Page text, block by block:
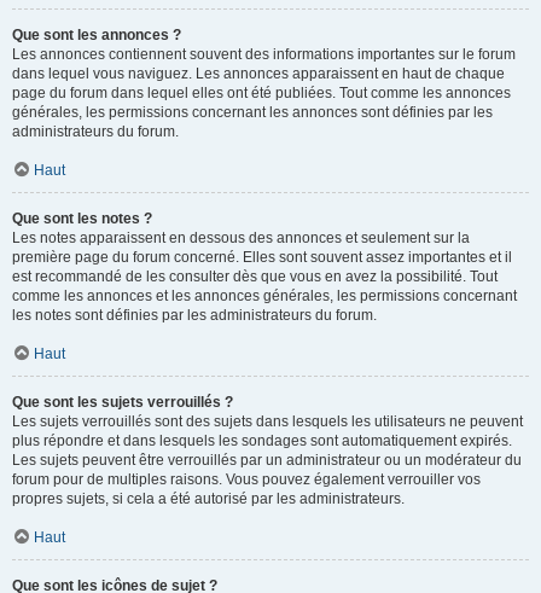
Que sont les annonces ?
Les annonces contiennent souvent des informations importantes sur le forum
dans lequel vous naviguez. Les annonces apparaissent en haut de chaque
page du forum dans lequel elles ont été publiées. Tout comme les annonces
générales, les permissions concernant les annonces sont définies par les
administrateurs du forum.
Haut
Que sont les notes ?
Les notes apparaissent en dessous des annonces et seulement sur la
première page du forum concerné. Elles sont souvent assez importantes et il
est recommandé de les consulter dès que vous en avez la possibilité. Tout
comme les annonces et les annonces générales, les permissions concernant
les notes sont définies par les administrateurs du forum.
Haut
Que sont les sujets verrouillés ?
Les sujets verrouillés sont des sujets dans lesquels les utilisateurs ne peuvent
plus répondre et dans lesquels les sondages sont automatiquement expirés.
Les sujets peuvent être verrouillés par un administrateur ou un modérateur du
forum pour de multiples raisons. Vous pouvez également verrouiller vos
propres sujets, si cela a été autorisé par les administrateurs.
Haut
Que sont les icônes de sujet ?